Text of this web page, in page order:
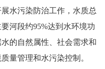
水污染防治工作，水质总
河段约95%达到水环境功
的自然属性、社会需求和
量管理和水污染控制。